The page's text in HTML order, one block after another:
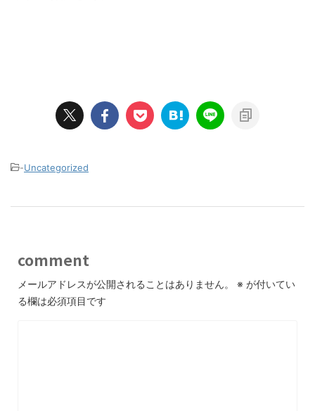
-Uncategorized
comment
メールアドレスが公開されることはありません。 ※ が付いてい
る欄は必須項目です